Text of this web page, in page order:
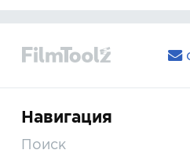
Навигация
Поиск